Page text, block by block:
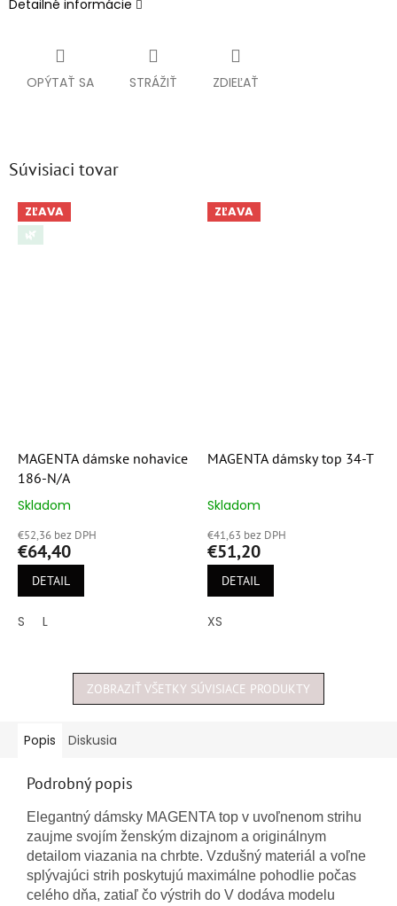
Detailné informácie
OPÝTAŤ SA STRÁŽIŤ ZDIEĽAŤ
Súvisiaci tovar
ZĽAVA
🌿
MAGENTA dámske nohavice
186-N/A
Priemerné
produktu
je
5,0
hviezdičiek.
Skladom
€52,36 bez DPH
€64,40
DETAIL
S L
ZĽAVA
MAGENTA dámsky top 34-T
Priemerné
produktu
je
5,0
hviezdičiek.
Skladom
€41,63 bez DPH
€51,20
DETAIL
XS
ZOBRAZIŤ VŠETKY SÚVISIACE PRODUKTY
Popis Diskusia
Podrobný popis
Elegantný dámsky MAGENTA top v uvoľnenom strihu
zaujme svojím ženským dizajnom a originálnym
detailom viazania na chrbte. Vzdušný materiál a voľne
splývajúci strih poskytujú maximálne pohodlie počas
celého dňa, zatiaľ čo výstrih do V dodáva modelu